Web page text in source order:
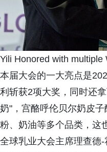
Yili Honored with
本届大会的一大亮点是
利斩获2项大奖，同时还
奶"，宫酪呼伦贝尔奶皮
粉、奶油等多个品类，这
全球乳业大会主席理查德